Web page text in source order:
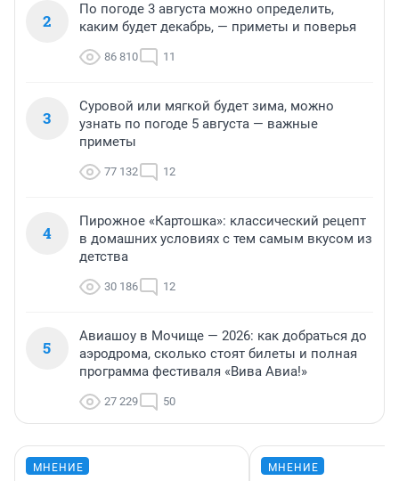
2
По погоде 3 августа можно определить,
каким будет декабрь, — приметы и поверья
86 810 11
3
Суровой или мягкой будет зима, можно
узнать по погоде 5 августа — важные
приметы
77 132 12
4
Пирожное «Картошка»: классический рецепт
в домашних условиях с тем самым вкусом из
детства
30 186 12
5
Авиашоу в Мочище — 2026: как добраться до
аэродрома, сколько стоят билеты и полная
программа фестиваля «Вива Авиа!»
27 229 50
МНЕНИЕ МНЕНИЕ